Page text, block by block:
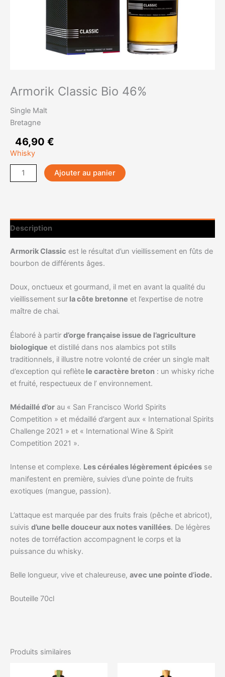
Armorik Classic Bio 46%
Single Malt
Bretagne
46,90 €
Whisky
quantité
de
Bio
46%
Ajouter au panier
Description
Armorik Classic est le résultat d’un vieillissement en fûts de
bourbon de différents âges.
Doux, onctueux et gourmand, il met en avant la qualité du
vieillissement sur la côte bretonne et l’expertise de notre
maître de chai.
Élaboré à partir d’orge française issue de l’agriculture
biologique et distillé dans nos alambics pot stills
traditionnels, il illustre notre volonté de créer un single malt
d’exception qui reflète le caractère breton : un whisky riche
et fruité, respectueux de l’ environnement.
Médaillé d’or au « San Francisco World Spirits
Competition » et médaillé d’argent aux « International Spirits
Challenge 2021 » et « International Wine & Spirit
Competition 2021 ».
Intense et complexe. Les céréales légèrement épicées se
manifestent en première, suivies d’une pointe de fruits
exotiques (mangue, passion).
L’attaque est marquée par des fruits frais (pêche et abricot),
suivis d’une belle douceur aux notes vanillées. De légères
notes de torréfaction accompagnent le corps et la
puissance du whisky.
Belle longueur, vive et chaleureuse, avec une pointe d’iode.
Bouteille 70cl
Produits similaires